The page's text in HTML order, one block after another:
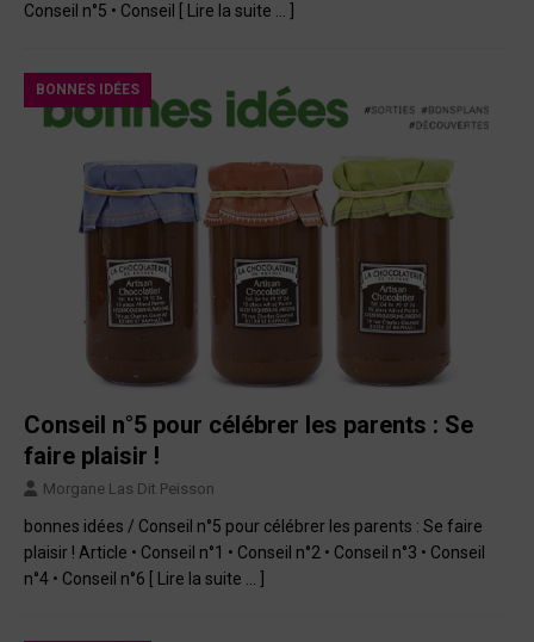
Conseil n°5 • Conseil [ Lire la suite … ]
BONNES IDÉES
Conseil n°5 pour célébrer les parents : Se
faire plaisir !
Morgane Las Dit Peisson
bonnes idées / Conseil n°5 pour célébrer les parents : Se faire
plaisir ! Article • Conseil n°1 • Conseil n°2 • Conseil n°3 • Conseil
n°4 • Conseil n°6
[ Lire la suite … ]